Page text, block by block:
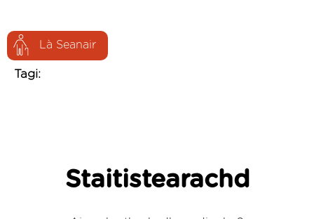
Là Seanair
Tagi:
Staitistearachd